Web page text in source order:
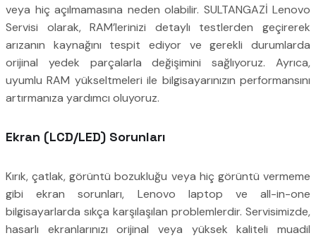
veya hiç açılmamasına neden olabilir. SULTANGAZİ Lenovo
Servisi olarak, RAM’lerinizi detaylı testlerden geçirerek
arızanın kaynağını tespit ediyor ve gerekli durumlarda
orijinal yedek parçalarla değişimini sağlıyoruz. Ayrıca,
uyumlu RAM yükseltmeleri ile bilgisayarınızın performansını
artırmanıza yardımcı oluyoruz.
Ekran (LCD/LED) Sorunları
Kırık, çatlak, görüntü bozukluğu veya hiç görüntü vermeme
gibi ekran sorunları, Lenovo laptop ve all-in-one
bilgisayarlarda sıkça karşılaşılan problemlerdir. Servisimizde,
hasarlı ekranlarınızı orijinal veya yüksek kaliteli muadil